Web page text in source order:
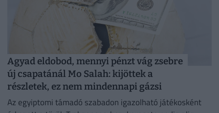
Agyad eldobod, mennyi pénzt vág zsebre
új csapatánál Mo Salah: kijöttek a
részletek, ez nem mindennapi gázsi
Az egyiptomi támadó szabadon igazolható játékosként